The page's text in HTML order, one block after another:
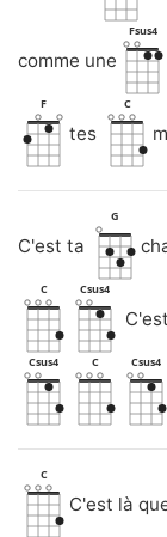
comme une
Fsus4
F
tes
C
C'est ta
G
C Csus4
Csus4 C Csus4
C
C'est là